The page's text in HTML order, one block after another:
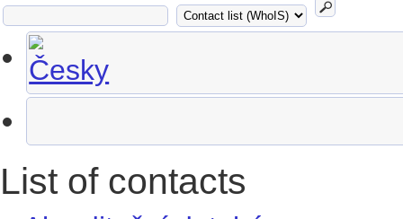
List of contacts